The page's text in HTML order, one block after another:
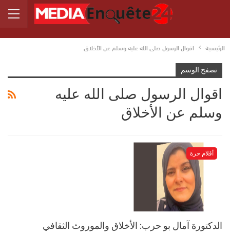
الرئيسية اقوال الرسول صلى الله عليه وسلم عن الأخلاق
تصفح الوسم
اقوال الرسول صلى الله عليه
وسلم عن الأخلاق
أقلام حرة
الدكتورة آمال بو حرب: الأخلاق والموروث الثقافي